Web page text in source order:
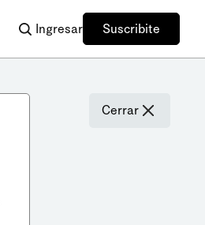
Ingresar Suscribite
Cerrar